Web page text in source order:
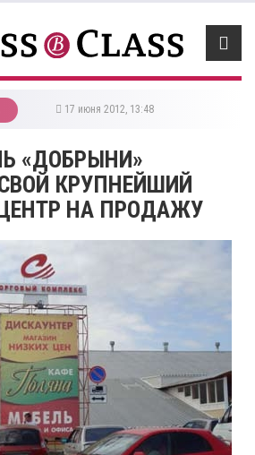
17 июня 2012, 13:48
«ДОБРЫНИ»
КРУПНЕЙШИЙ
НА ПРОДАЖУ